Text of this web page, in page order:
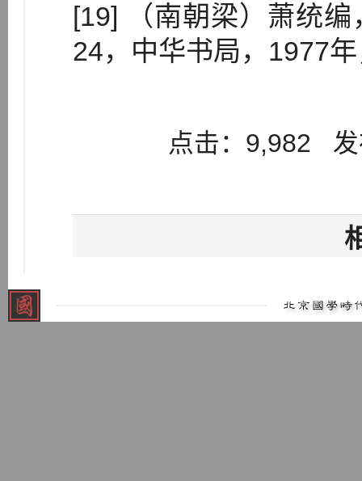
[19] （南朝梁）萧统
24，中华书局，1977
点击：9,982